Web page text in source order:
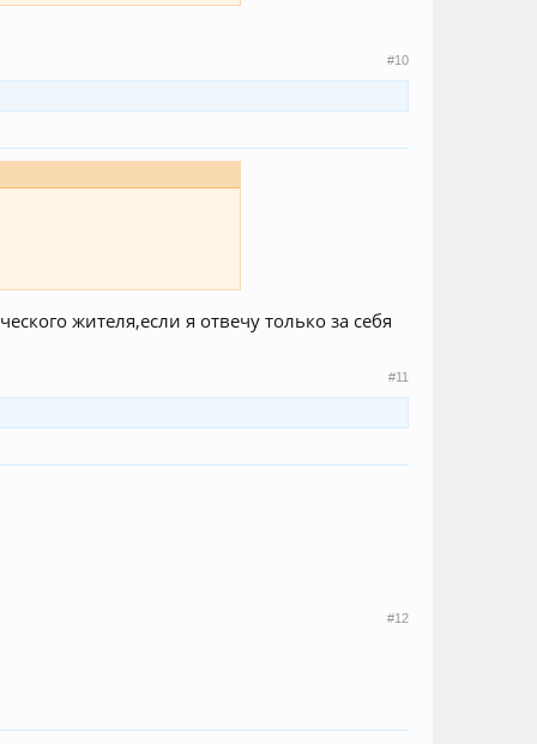
#10
жителя,если я отвечу только за себя
#11
#12